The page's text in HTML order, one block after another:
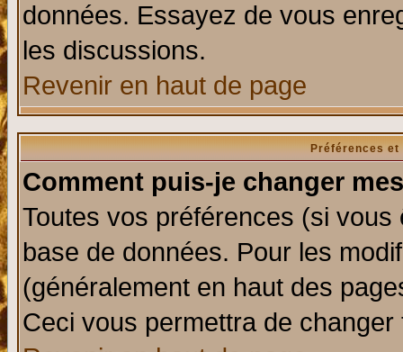
données. Essayez de vous
les discussions.
Revenir en haut de page
Préférences
Comment puis-je changer
Toutes vos préférences (si
base de données. Pour les
(généralement en haut des
Ceci vous permettra de